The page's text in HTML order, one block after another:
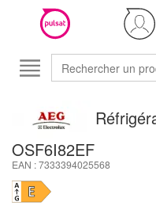
OSF6I82EF
EAN : 7333394025568